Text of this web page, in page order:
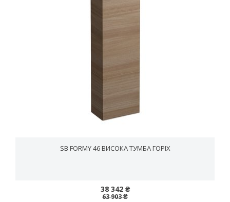
SB FORMY 46 ВИСОКА ТУМБА ГОРІХ
38 342 ₴
63 903 ₴